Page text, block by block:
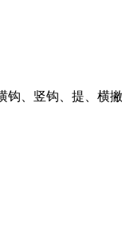
钩、竖钩、提、横